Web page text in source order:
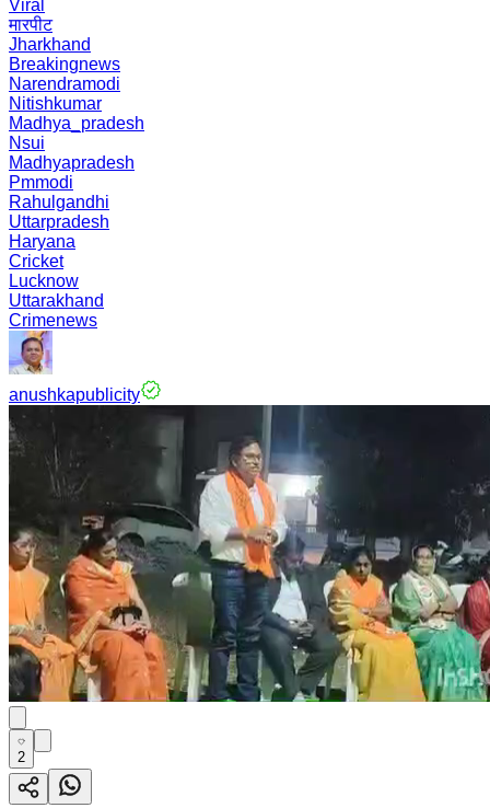
Viral
मारपीट
Jharkhand
Breakingnews
Narendramodi
Nitishkumar
Madhya_pradesh
Nsui
Madhyapradesh
Pmmodi
Rahulgandhi
Uttarpradesh
Haryana
Cricket
Lucknow
Uttarakhand
Crimenews
anushkapublicity
2